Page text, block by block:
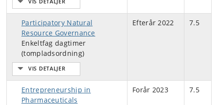
Participatory Natural
Resource Governance
Enkeltfag dagtimer
(tompladsordning)
Efterår 2022 7.5
Entrepreneurship in
Pharmaceuticals
Forår 2023 7.5